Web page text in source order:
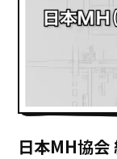
日本MH協会